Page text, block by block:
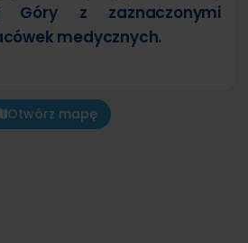
Góry z zaznaczonymi
medycznych.
Otwórz mapę